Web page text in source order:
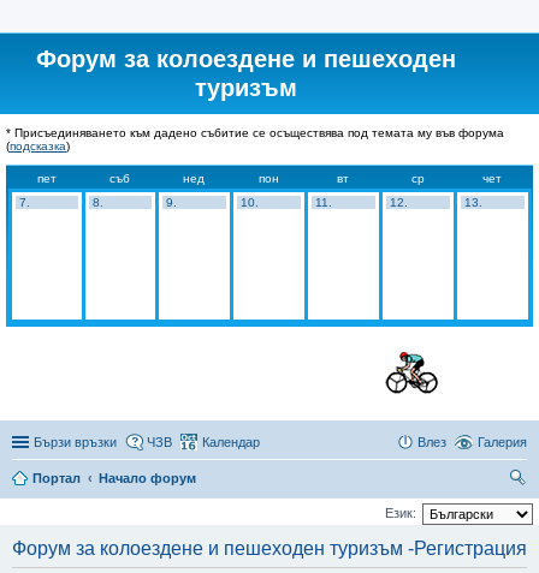
Форум за колоездене и пешеходен
туризъм
* Присъединяването към дадено събитие се осъществява под темата му във форума
(подсказка)
пет съб нед пон вт ср
чет
7.
8. 9. 10. 11. 12. 13.
Бързи връзки Галерия
ЧЗВ Календар Влез
Портал
Начало форум
ър
не
Език:
Форум за колоездене и пешеходен туризъм -Регистрация